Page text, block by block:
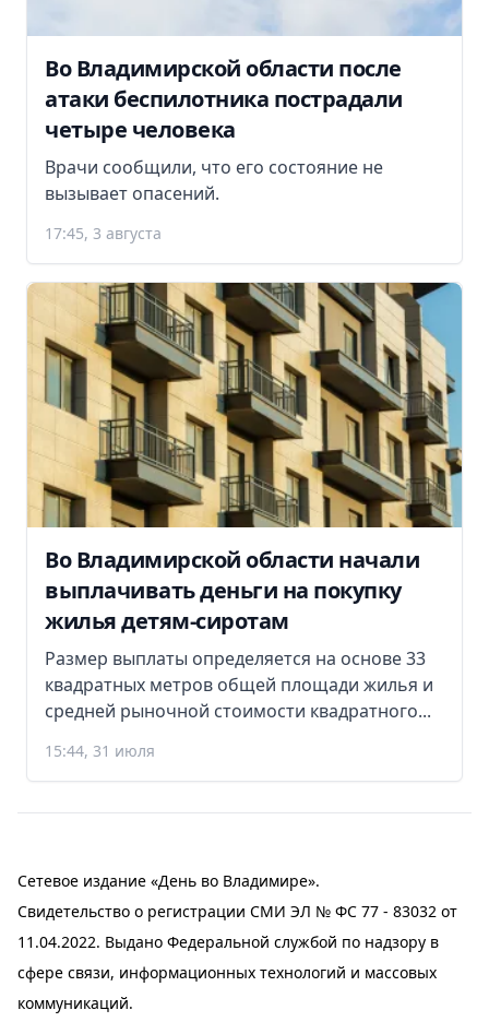
Во Владимирской области после
атаки беспилотника пострадали
четыре человека
Врачи сообщили, что его состояние не
вызывает опасений.
17:45, 3 августа
Во Владимирской области начали
выплачивать деньги на покупку
жилья детям-сиротам
Размер выплаты определяется на основе 33
квадратных метров общей площади жилья и
средней рыночной стоимости квадратного...
15:44, 31 июля
Сетевое издание «День во Владимире».
Свидетельство о регистрации СМИ ЭЛ № ФС 77 - 83032 от
11.04.2022. Выдано Федеральной службой по надзору в
сфере связи, информационных технологий и массовых
коммуникаций.